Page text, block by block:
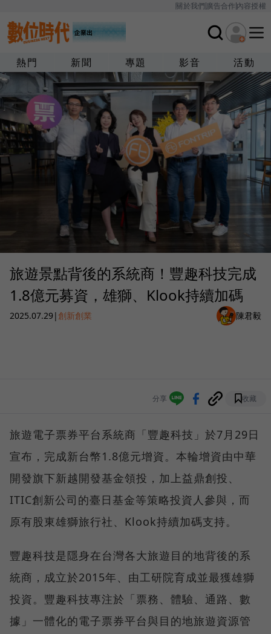
關於我們廣告合作內容授權
熱門 新聞 專題 影音 活動
旅遊景點背後的系統商！豐趣科技完成
1.8億元募資，雄獅、Klook持續加碼
2025.07.29|創新創業 陳君毅
分享 收藏
旅遊電子票券平台系統商「豐趣科技」於7月29日
宣布，完成新台幣1.8億元增資。本輪增資由中華
開發旗下新越開發基金領投，加上益鼎創投、
ITIC創新公司的臺日基金等策略投資人參與，而
原有股東雄獅旅行社、Klook持續加碼支持。
豐趣科技是隱身在台灣各大旅遊目的地背後的系
統商，成立於2015年、由工研院育成並最獲雄獅
投資。豐趣科技專注於「票務、體驗、通路、數
據」一體化的電子票券平台與目的地旅遊資源管